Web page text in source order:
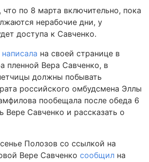
по 8 марта включительно, пока
нерабочие дни, у
доступа к Савченко.
написала на своей странице в
пленной Вера Савченко, в
должны побывать
российского омбудсмена Эллы
пообещала после обеда 6
Вере Савченко и рассказать о
Полозов со ссылкой на
Вере Савченко сообщил на